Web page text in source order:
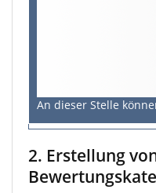
An dieser Stelle
2. Erstellung